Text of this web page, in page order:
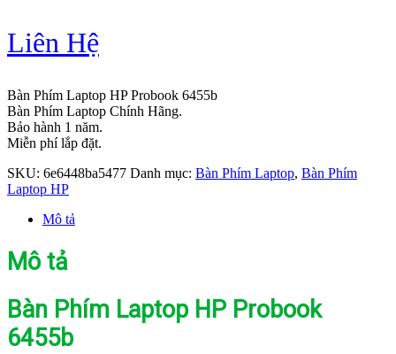
Liên Hệ
Bàn Phím Laptop HP Probook 6455b
Bàn Phím Laptop Chính Hãng.
Bảo hành 1 năm.
Miễn phí lắp đặt.
SKU: 6e6448ba5477 Danh mục: Bàn Phím Laptop, Bàn Phím
Laptop HP
Mô tả
Mô tả
Bàn Phím Laptop HP Probook
6455b